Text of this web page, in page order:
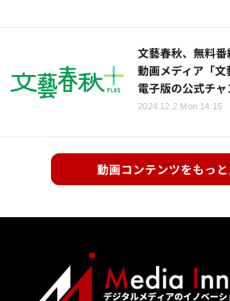
文藝春秋、無料
動画メディア「
電子版の公式チ
2024.12.2 Mon 14:15
動画コンテンツをもっ